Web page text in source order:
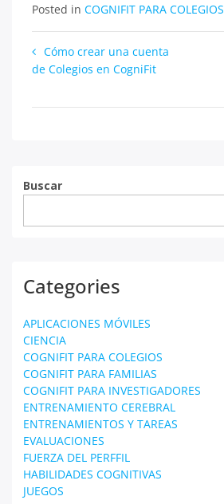
Posted in COGNIFIT PARA COLEGIOS
Navegación
de
entradas
Cómo crear una cuenta
de Colegios en CogniFit
Buscar
Categories
APLICACIONES MÓVILES
CIENCIA
COGNIFIT PARA COLEGIOS
COGNIFIT PARA FAMILIAS
COGNIFIT PARA INVESTIGADORES
ENTRENAMIENTO CEREBRAL
ENTRENAMIENTOS Y TAREAS
EVALUACIONES
FUERZA DEL PERFFIL
HABILIDADES COGNITIVAS
JUEGOS